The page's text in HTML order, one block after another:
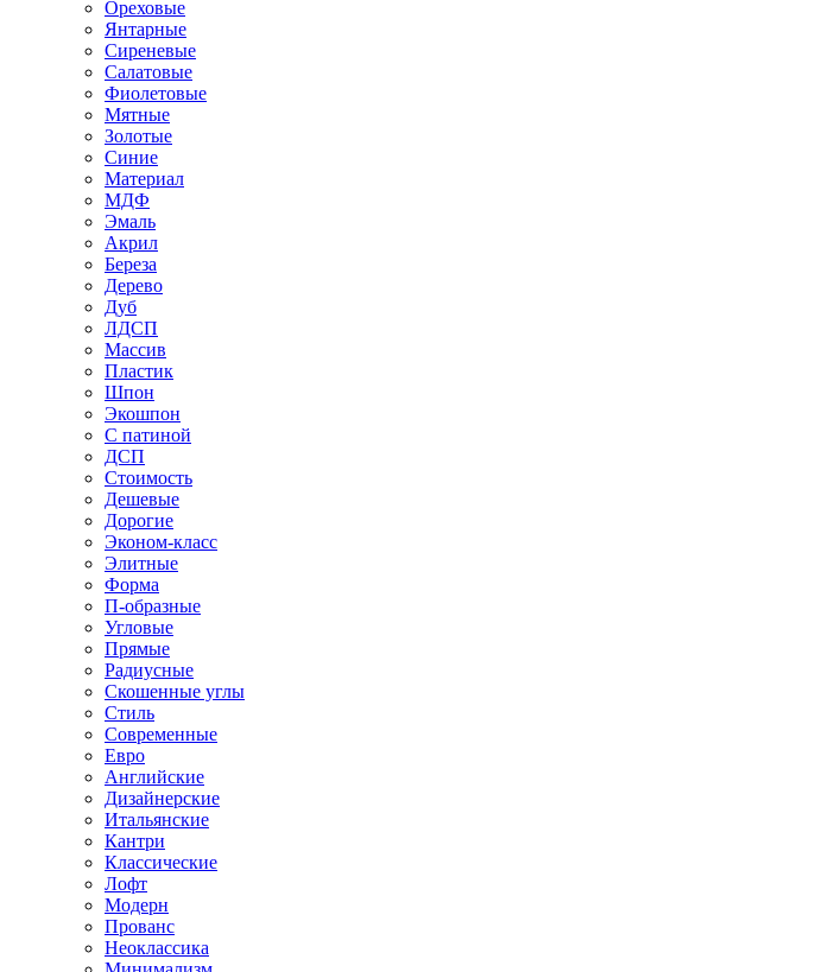
Ореховые
Янтарные
Сиреневые
Салатовые
Фиолетовые
Мятные
Золотые
Синие
Материал
МДФ
Эмаль
Акрил
Береза
Дерево
Дуб
ЛДСП
Массив
Пластик
Шпон
Экошпон
С патиной
ДСП
Стоимость
Дешевые
Дорогие
Эконом-класс
Элитные
Форма
П-образные
Угловые
Прямые
Радиусные
Скошенные углы
Стиль
Современные
Евро
Английские
Дизайнерские
Итальянские
Кантри
Классические
Лофт
Модерн
Прованс
Неоклассика